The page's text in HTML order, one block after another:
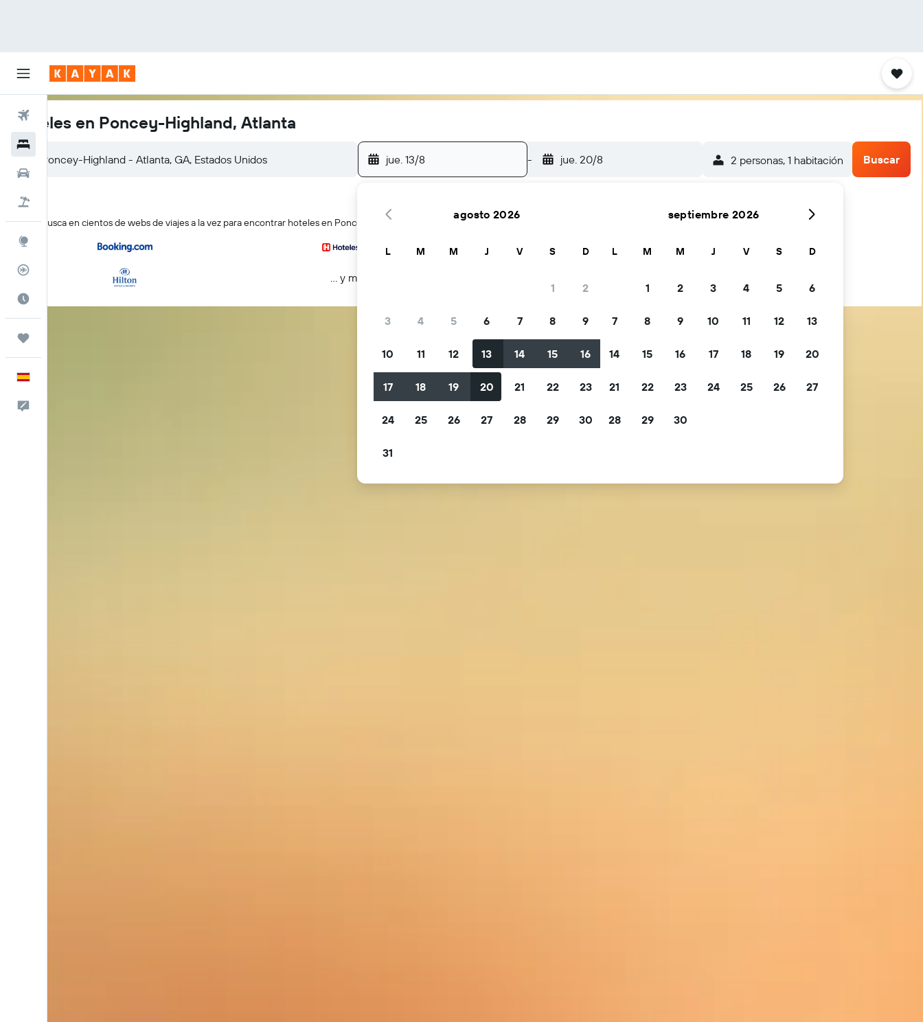
Vuelos
Hoteles en Poncey-Highland, Atlanta
jue. 13/8 - jue. 20/8 2 personas, 1 habitación Buscar
KAYAK busca en cientos de webs de viajes a la vez para encontrar hoteles en Poncey-Highland
… y más
agosto 2026
L M M J V S D
1 2
3 4 5 6 7 8 9
10 11 12 13 14 15 16
17 18 19 20 21 22 23
24 25 26 27 28 29 30
31
septiembre 2026
L M M J V S D
1 2 3 4 5 6
7 8 9 10 11 12 13
14 15 16 17 18 19 20
21 22 23 24 25 26 27
28 29 30